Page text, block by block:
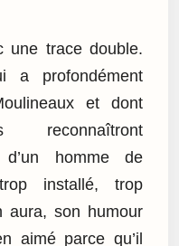
une trace double.
a profondément
et dont
reconnaîtront
d’un homme de
installé, trop
aura, son humour
aimé parce qu’il